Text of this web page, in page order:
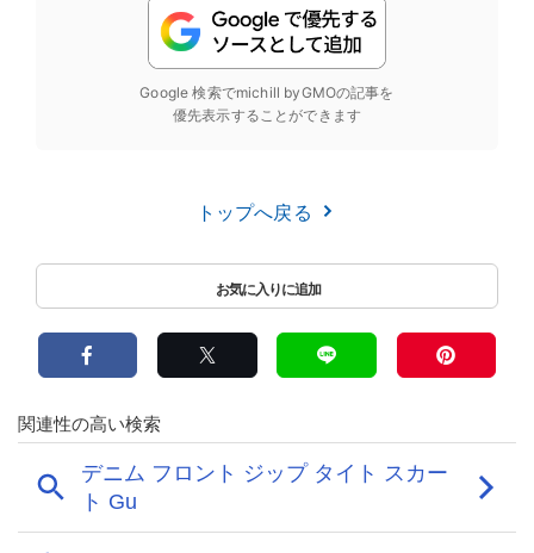
Google 検索でmichill byGMOの記事を
優先表示することができます
トップへ戻る